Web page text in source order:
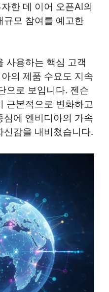
한 데 이어 오픈AI의
규모 참여를 예고한
사용하는 핵심 고객
의 제품 수요도 지속
으로 보입니다. 젠슨
근본적으로 변화하고
에 엔비디아의 가속
신감을 내비쳤습니다.